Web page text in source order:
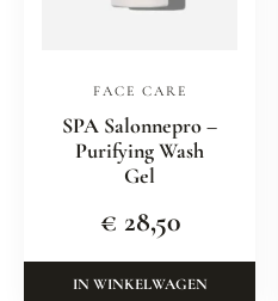
FACE CARE
SPA Salonnepro –
Purifying Wash
Gel
€ 28,50
IN WINKELWAGEN